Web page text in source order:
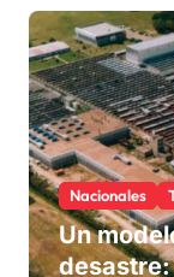
Nacionales
Un
desastre: